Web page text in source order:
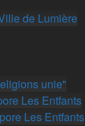
de Lumière
unie"
Les Entfants
Les Entfants